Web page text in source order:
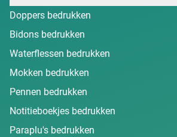
Doppers bedrukken
Bidons bedrukken
Waterflessen bedrukken
Mokken bedrukken
Pennen bedrukken
Notitieboekjes bedrukken
Paraplu's bedrukken